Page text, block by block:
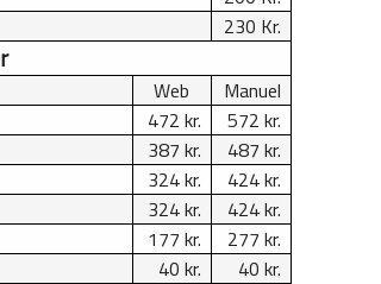
230 Kr.
Web
Manuel
472 kr.
572 kr.
387 kr.
487 kr.
324 kr.
424 kr.
324 kr.
424 kr.
177 kr.
277 kr.
40 kr. 40 kr.